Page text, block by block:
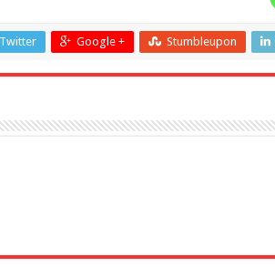
Twitter Google + Stumbleupon